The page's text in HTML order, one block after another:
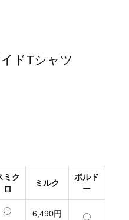
ドTシャツ
ミク
ロ
ミルク
ボルド
ー
6,490円